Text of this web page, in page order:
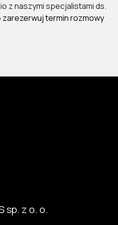
z naszymi specjalistami ds.
zarezerwuj termin rozmowy
sp. z o. o.